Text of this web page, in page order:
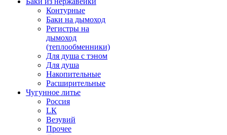
Контурные
Баки на дымоход
Регистры на
дымоход
(теплообменники)
Для душа с тэном
Для душа
Накопительные
Расширительные
Чугунное литье
Россия
LК
Везувий
Прочее